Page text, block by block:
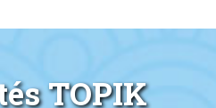
TOPIK